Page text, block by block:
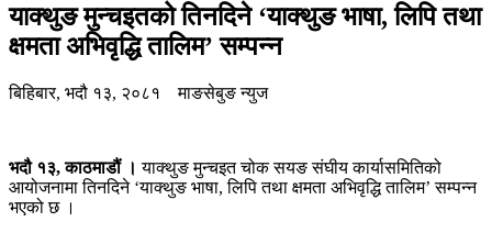
याक्थुङ मुन्चइतको तिनदिने ‘याक्थुङ भाषा, लिपि तथा
क्षमता अभिवृद्धि तालिम’ सम्पन्न
बिहिबार, भदौ १३, २०८१ माङसेबुङ न्युज
भदौ १३, काठमाडौं । याक्थुङ मुन्चइत चोक सयङ संघीय कार्यासमितिको
आयोजनामा तिनदिने ‘याक्थुङ भाषा, लिपि तथा क्षमता अभिवृद्धि तालिम’ सम्पन्न
भएको छ ।